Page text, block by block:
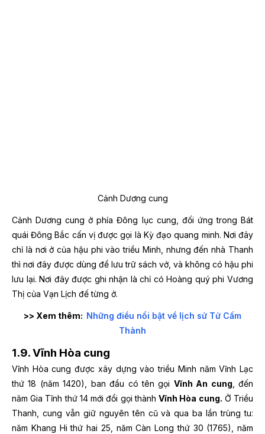
Cảnh Dương cung
Cảnh Dương cung ở phía Đông lục cung, đối ứng trong Bát
quái Đông Bắc cấn vị được gọi là Kỳ đạo quang minh. Nơi đây
chỉ là nơi ở của hậu phi vào triều Minh, nhưng đến nhà Thanh
thì nơi đây được dùng để lưu trữ sách vở, và không có hậu phi
lưu lại.Nơi đây được ghi nhận là chỉ có Hoàng quý phi Vương
Thị của Vạn Lịch đế từng ở.
>> Xem thêm: Những điều nổi bật về lịch sử Tử Cấm
Thành
1.9. Vĩnh Hòa cung
Vĩnh Hòa cung được xây dựng vào triều Minh năm Vĩnh Lạc
thứ 18 (năm 1420), ban đầu có tên gọi Vĩnh An cung , đến
năm Gia Tĩnh thứ 14 mới đổi gọi thànhVĩnh Hòa cung. Ở Triều
Thanh, cung vẫn giữ nguyên tên cũ và qua ba lần trùng tu:
năm Khang Hi thứ hai 25, năm Càn Long thứ 30 (1765), năm